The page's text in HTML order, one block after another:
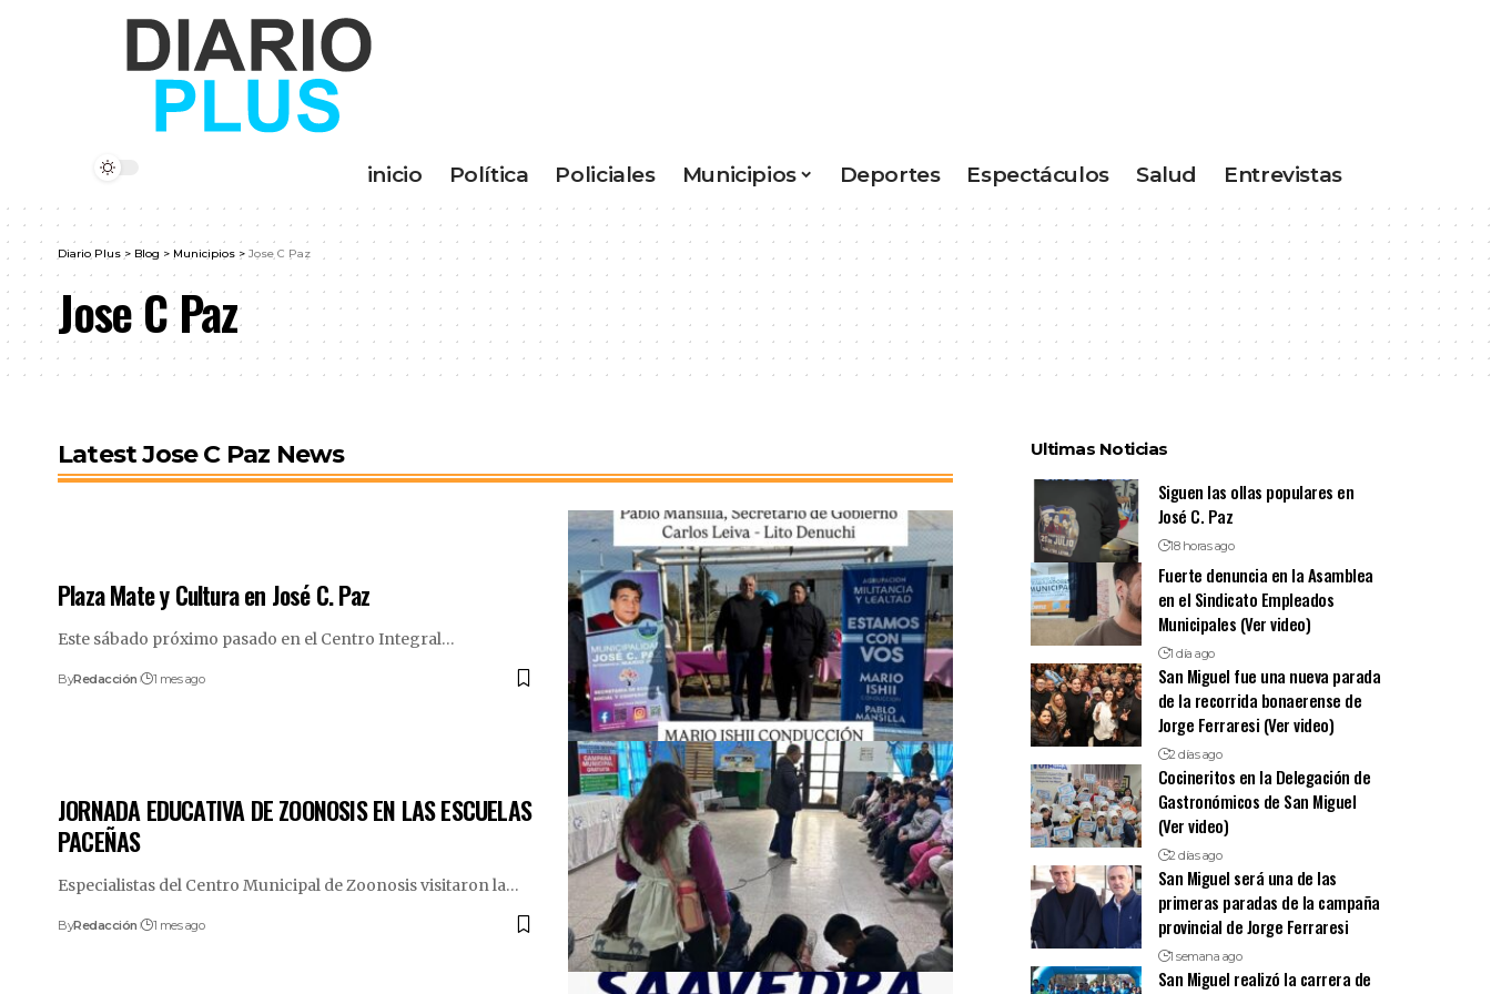
inicio Política Policiales Municipios Deportes Espectáculos Salud Entrevistas
Diario Plus > Blog > Municipios > Jose C Paz
Jose C Paz
Latest Jose C Paz News
Plaza Mate y Cultura en José C. Paz
Este sábado próximo pasado en el Centro Integral…
ByRedacción 1 mes ago
JORNADA EDUCATIVA DE ZOONOSIS EN LAS ESCUELAS
PACEÑAS
Especialistas del Centro Municipal de Zoonosis visitaron la…
ByRedacción 1 mes ago
Ultimas Noticias
Siguen las ollas populares en
José C. Paz
18 horas ago
Fuerte denuncia en la Asamblea
en el Sindicato Empleados
Municipales (Ver video)
1 día ago
San Miguel fue una nueva parada
de la recorrida bonaerense de
Jorge Ferraresi (Ver video)
2 días ago
Cocineritos en la Delegación de
Gastronómicos de San Miguel
(Ver video)
2 días ago
San Miguel será una de las
primeras paradas de la campaña
provincial de Jorge Ferraresi
1 semana ago
San Miguel realizó la carrera de